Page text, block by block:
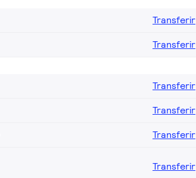
Transferir
Transferir
Transferir
Transferir
Transferir
Transferir